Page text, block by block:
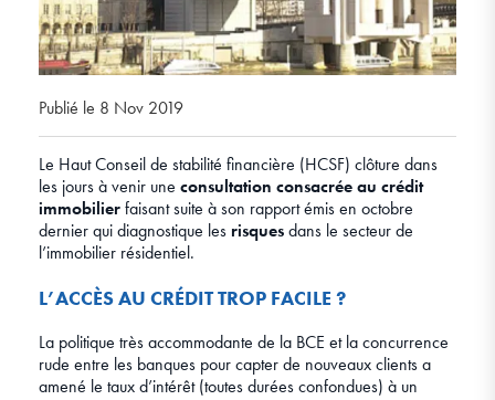
Publié le 8 Nov 2019
Le Haut Conseil de stabilité financière (HCSF) clôture dans
les jours à venir une consultation consacrée au crédit
immobilierfaisant suite à son rapport émis en octobre
dernier qui diagnostique les risquesdans le secteur de
l’immobilier résidentiel.
L’ACCÈS AU CRÉDIT TROP FACILE ?
La politique très accommodante de la BCE et la concurrence
rude entre les banques pour capter de nouveaux clients a
amené le taux d’intérêt (toutes durées confondues) à un